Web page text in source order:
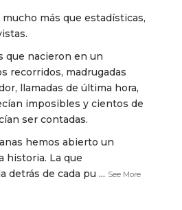
más que estadísticas,
que nacieron en un
recorridos, madrugadas
llamadas de última hora,
imposibles y cientos de
ser contadas.
hemos abierto un
historia. La que
detrás de cada pu ... See More